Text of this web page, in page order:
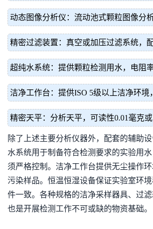
动态图像分析仪：流动池式颗粒图像分
精密过滤装置：真空或加压过滤系统，
超纯水系统：提供颗粒检测用水，电阻
洁净工作台：提供ISO 5级以上洁净环境
精密天平：分析天平，可读性0.01毫克
除了上述主要分析仪器外，配套的辅助
水系统用于制备符合检测要求的实验用
须严格控制。洁净工作台提供无尘操作
污染样品。恒温恒湿设备保证实验室环
件一致。各种规格的洁净采样器具、过
也是开展检测工作不可或缺的物资基础。